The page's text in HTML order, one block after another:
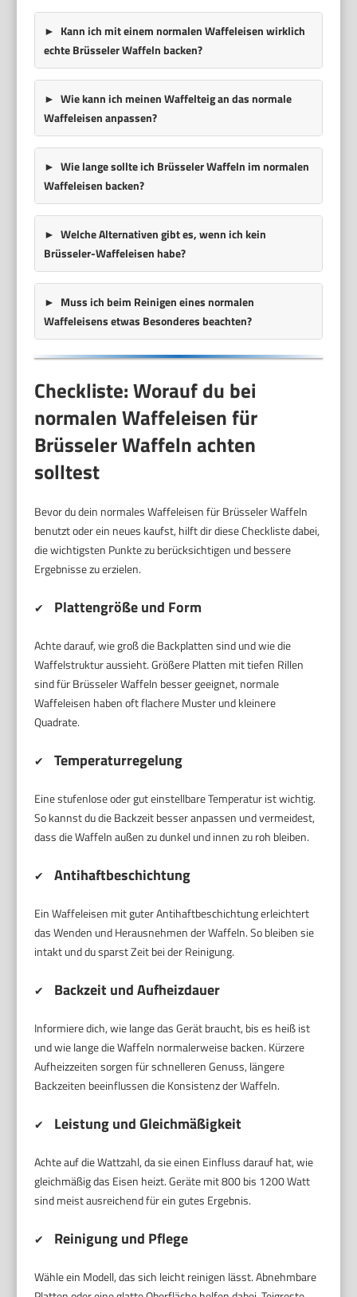
Kann ich mit einem normalen Waffeleisen wirklich
echte Brüsseler Waffeln backen?
Wie kann ich meinen Waffelteig an das normale
Waffeleisen anpassen?
Wie lange sollte ich Brüsseler Waffeln im normalen
Waffeleisen backen?
Welche Alternativen gibt es, wenn ich kein
Brüsseler-Waffeleisen habe?
Muss ich beim Reinigen eines normalen
Waffeleisens etwas Besonderes beachten?
Checkliste: Worauf du bei
normalen Waffeleisen für
Brüsseler Waffeln achten
solltest
Bevor du dein normales Waffeleisen für Brüsseler Waffeln
benutzt oder ein neues kaufst, hilft dir diese Checkliste dabei,
die wichtigsten Punkte zu berücksichtigen und bessere
Ergebnisse zu erzielen.
✔ Plattengröße und Form
Achte darauf, wie groß die Backplatten sind und wie die
Waffelstruktur aussieht. Größere Platten mit tiefen Rillen
sind für Brüsseler Waffeln besser geeignet, normale
Waffeleisen haben oft flachere Muster und kleinere
Quadrate.
✔ Temperaturregelung
Eine stufenlose oder gut einstellbare Temperatur ist wichtig.
So kannst du die Backzeit besser anpassen und vermeidest,
dass die Waffeln außen zu dunkel und innen zu roh bleiben.
✔ Antihaftbeschichtung
Ein Waffeleisen mit guter Antihaftbeschichtung erleichtert
das Wenden und Herausnehmen der Waffeln. So bleiben sie
intakt und du sparst Zeit bei der Reinigung.
✔ Backzeit und Aufheizdauer
Informiere dich, wie lange das Gerät braucht, bis es heiß ist
und wie lange die Waffeln normalerweise backen. Kürzere
Aufheizzeiten sorgen für schnelleren Genuss, längere
Backzeiten beeinflussen die Konsistenz der Waffeln.
✔ Leistung und Gleichmäßigkeit
Achte auf die Wattzahl, da sie einen Einfluss darauf hat, wie
gleichmäßig das Eisen heizt. Geräte mit 800 bis 1200 Watt
sind meist ausreichend für ein gutes Ergebnis.
✔ Reinigung und Pflege
Wähle ein Modell, das sich leicht reinigen lässt. Abnehmbare